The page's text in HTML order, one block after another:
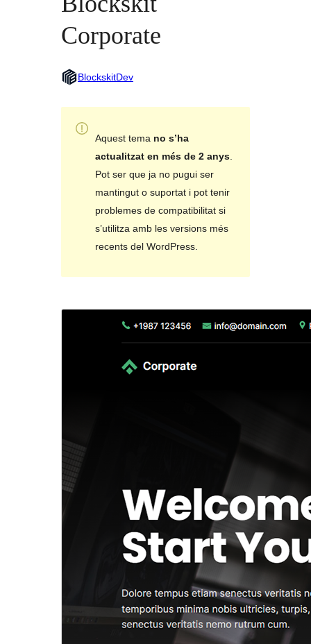
Corporate
BlockskitDev
Aquest tema no s’ha
actualitzat en més de 2 anys.
Pot ser que ja no pugui ser
mantingut o suportat i pot tenir
problemes de compatibilitat si
s’utilitza amb les versions més
recents del WordPress.